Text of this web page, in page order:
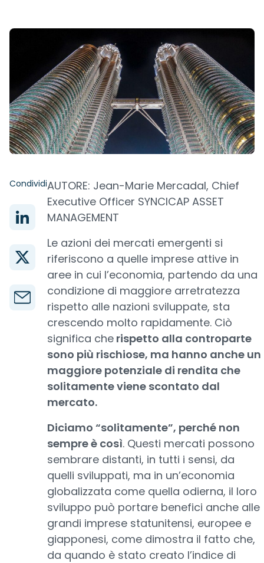
CondividiAUTORE: Jean-Marie Mercadal, Chief
Executive Officer SYNCICAP ASSET
MANAGEMENT
Le azioni dei mercati emergenti si
riferiscono a quelle imprese attive in
aree in cui l’economia, partendo da una
condizione di maggiore arretratezza
rispetto alle nazioni sviluppate, sta
crescendo molto rapidamente. Ciò
significa che rispetto alla controparte
sono più rischiose, ma hanno anche un
maggiore potenziale di rendita che
solitamente viene scontato dal
mercato.
Diciamo “solitamente”, perché non
sempre è così. Questi mercati possono
sembrare distanti, in tutti i sensi, da
quelli sviluppati, ma in un’economia
globalizzata come quella odierna, il loro
sviluppo può portare benefici anche alle
grandi imprese statunitensi, europee e
giapponesi, come dimostra il fatto che,
da quando è stato creato l’indice di